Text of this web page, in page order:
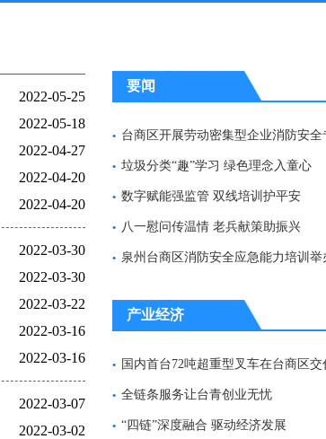
2022-05-25
2022-05-18
2022-04-27
2022-04-20
2022-04-20
2022-03-30
2022-03-30
2022-03-22
2022-03-16
2022-03-16
2022-03-07
2022-03-02
要闻
台商区开展劳动密集型企业消防安全
垃圾分类“趣”学习 绿色理念入童心
数字赋能强监管 双线培训护平安
八一慰问传温情 老兵献策助振兴
泉州台商区消防安全应急能力培训举
产业经济
国内首台72吨超重型叉车在台商区交
全链条服务让台青创业无忧
“四链”深度融合 驱动经济发展